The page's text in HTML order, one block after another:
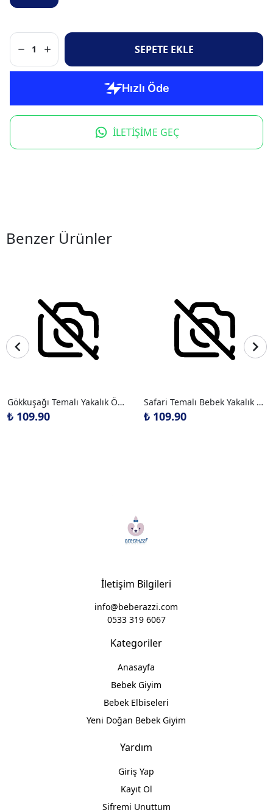
1 SEPETE EKLE
İLETİŞİME GEÇ
Benzer Ürünler
Gökkuşağı Temalı Yakalık Önlük
₺ 109.90
Safari Temalı Bebek Yakalık Önlük
₺ 109.90
Kategoriler
Anasayfa
Bebek Giyim
Bebek Elbiseleri
Yeni Doğan Bebek Giyim
İletişim Bilgileri
info@beberazzi.com
0533 319 6067
Yardım
Giriş Yap
Kayıt Ol
Şifremi Unuttum